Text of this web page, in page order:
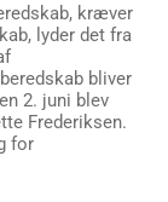
kræver
lyder det fra
bliver
2. juni blev
Frederiksen.
for